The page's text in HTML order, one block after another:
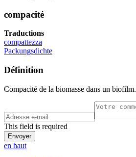
compacité
Traductions
compattezza
Packungsdichte
Définition
Compacité de la biomasse dans un biofilm.
This field is required
en haut